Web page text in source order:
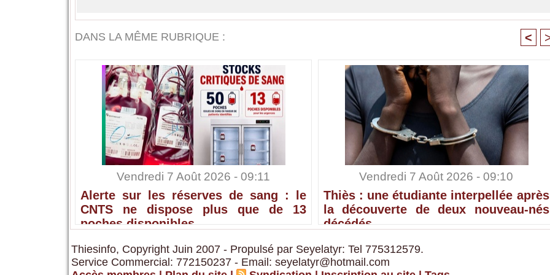
DANS LA MÊME RUBRIQUE : <
Vendredi 7 Août 2026 - 09:11
Alerte sur les réserves de sang : le
CNTS ne dispose plus que de 13
poches disponibles
Vendredi 7 Août 2026 - 09:10
Thiès : une étudiante interpellée après
la découverte de deux nouveau-nés
décédés
Thiesinfo, Copyright Juin 2007 - Propulsé par Seyelatyr: Tel 775312579.
Service Commercial: 772150237 - Email: seyelatyr@hotmail.com